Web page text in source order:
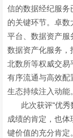
信的数据经纪服务
的关键环节。卓
平台、数据资产服
数据资产化服务，
北数所等权威交易
有序流通与高效配
生态持续注入动能
此次获评“优秀
成绩的肯定，也
键价值的充分肯定